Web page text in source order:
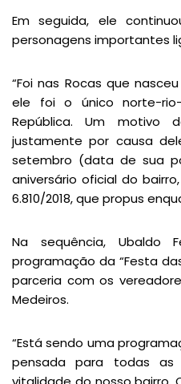
Em seguida, ele
personagens importantes
“Foi nas Rocas que
ele foi o único norte-rio-
República. Um motivo
justamente por causa
setembro (data de sua
aniversário oficial do
6.810/2018, que propus
Na sequência, Ubaldo
programação da “Festa
parceria com os
Medeiros.
“Está sendo uma
pensada para todas